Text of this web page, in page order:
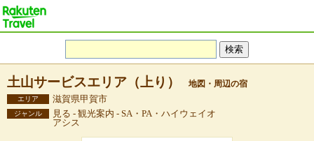
土山サービスエリア（上り） 地図・周辺の宿
エリア 滋賀県甲賀市
ジャンル
見る - 観光案内 - SA・PA・ハイウェイオ
アシス